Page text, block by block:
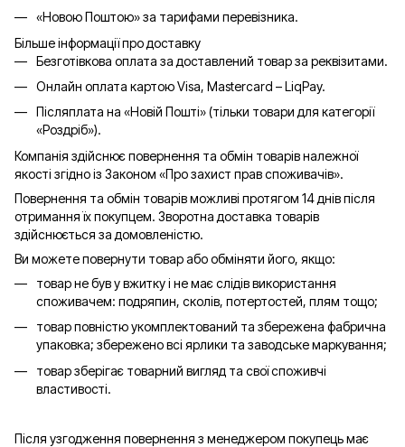
«Новою Поштою» за тарифами перевізника.
Більше інформації про доставку
Безготівкова оплата за доставлений товар за реквізитами.
Онлайн оплата картою Visa, Mastercard – LiqPay.
Післяплата на «Новій Пошті» (тільки товари для категорії
«Роздріб»).
Компанія здійснює повернення та обмін товарів належної
якості згідно із Законом «Про захист прав споживачів».
Повернення та обмін товарів можливі протягом 14 днів після
отримання їх покупцем. Зворотна доставка товарів
здійснюється за домовленістю.
Ви можете повернути товар або обміняти його, якщо:
товар не був у вжитку і не має слідів використання
споживачем: подряпин, сколів, потертостей, плям тощо;
товар повністю укомплектований та збережена фабрична
упаковка; збережено всі ярлики та заводське маркування;
товар зберігає товарний вигляд та свої споживчі
властивості.
Після узгодження повернення з менеджером покупець має